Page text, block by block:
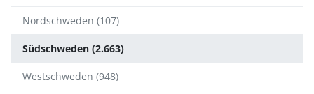
Nordschweden (107)
Südschweden (2.663)
Westschweden (948)